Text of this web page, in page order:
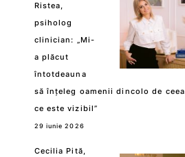
Ristea,
psiholog
clinician: „Mi-
a plăcut
întotdeauna
să înțeleg oamenii dincolo de ceea
ce este vizibil”
29 iunie 2026
Cecilia Pită,